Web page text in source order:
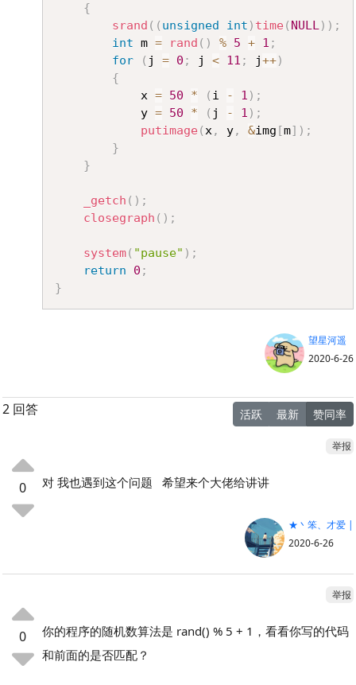
{
srand ( ( unsigned int ) time( NULL) ) ;
int m = rand ( ) % 5 + 1 ;
for
( j = 0 ; j < 11 ; j++)
{
			x
= 50 * ( i - 1 ) ;
			y
= 50 * ( j - 1 ) ;
putimage(x, y, &img [m] ) ;
}
}
_getch ( ) ;
closegraph ( ) ;
system( "pause" ) ;
return
0 ;
}
望星河遥
2020-6-26
2 回答 活跃 最新 赞同率
举报
0 对 我也遇到这个问题 希望来个大佬给讲讲
★丶笨、才爱 |
2020-6-26
举报
0
你的程序的随机数算法是 rand() % 5 + 1，看看你写的代码
和前面的是否匹配？